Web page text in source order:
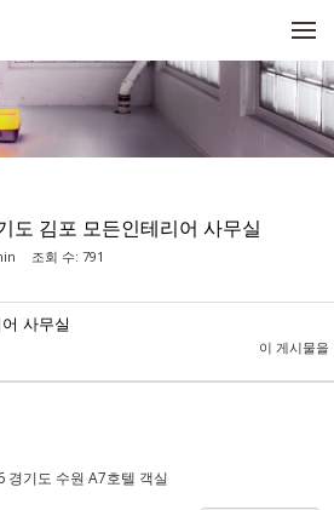
도 김포 모든인테리어 사무실
조회 수: 791
사무실
이 게시물을
경기도 수원 A7호텔 객실